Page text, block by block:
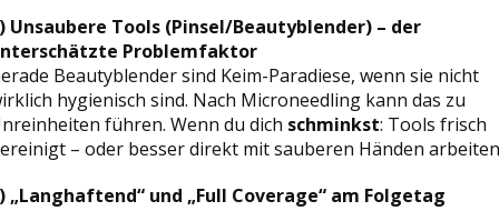
Unsaubere Tools (Pinsel/Beautyblender) – der
Problemfaktor
Beautyblender sind Keim-Paradiese, wenn sie nicht
hygienisch sind. Nach Microneedling kann das zu
führen. Wenn du dich schminkst: Tools frisch
– oder besser direkt mit sauberen Händen
„Langhaftend“ und „Full Coverage“ am Folgetag